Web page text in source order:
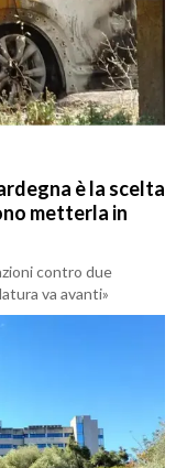
è la scelta
metterla in
contro due
va avanti»